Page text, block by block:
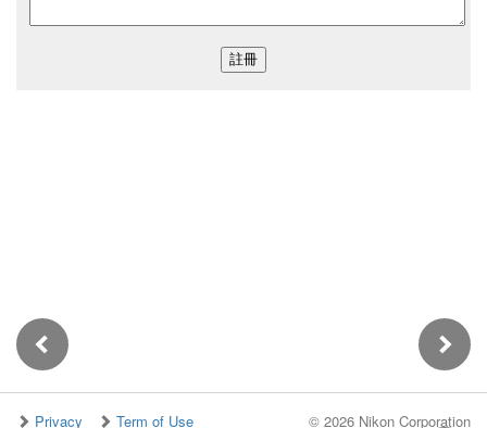
Privacy Term of Use © 2026 Nikon Corporation